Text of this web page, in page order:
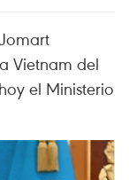
Vietnam del
el Ministerio